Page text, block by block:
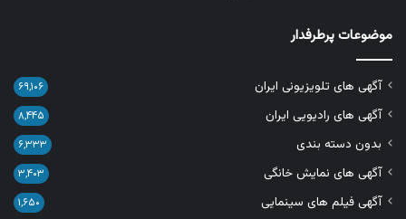
موضوعات پرطرفدار
آگهی های تلویزیونی ایران ۶۹,۱۰۶
آگهی های رادیویی ایران ۸,۴۴۵
بدون دسته بندی ۶,۳۳۳
آگهی های نمایش خانگی ۳,۴۰۳
آگهی فیلم های سینمایی ۱,۶۵۰